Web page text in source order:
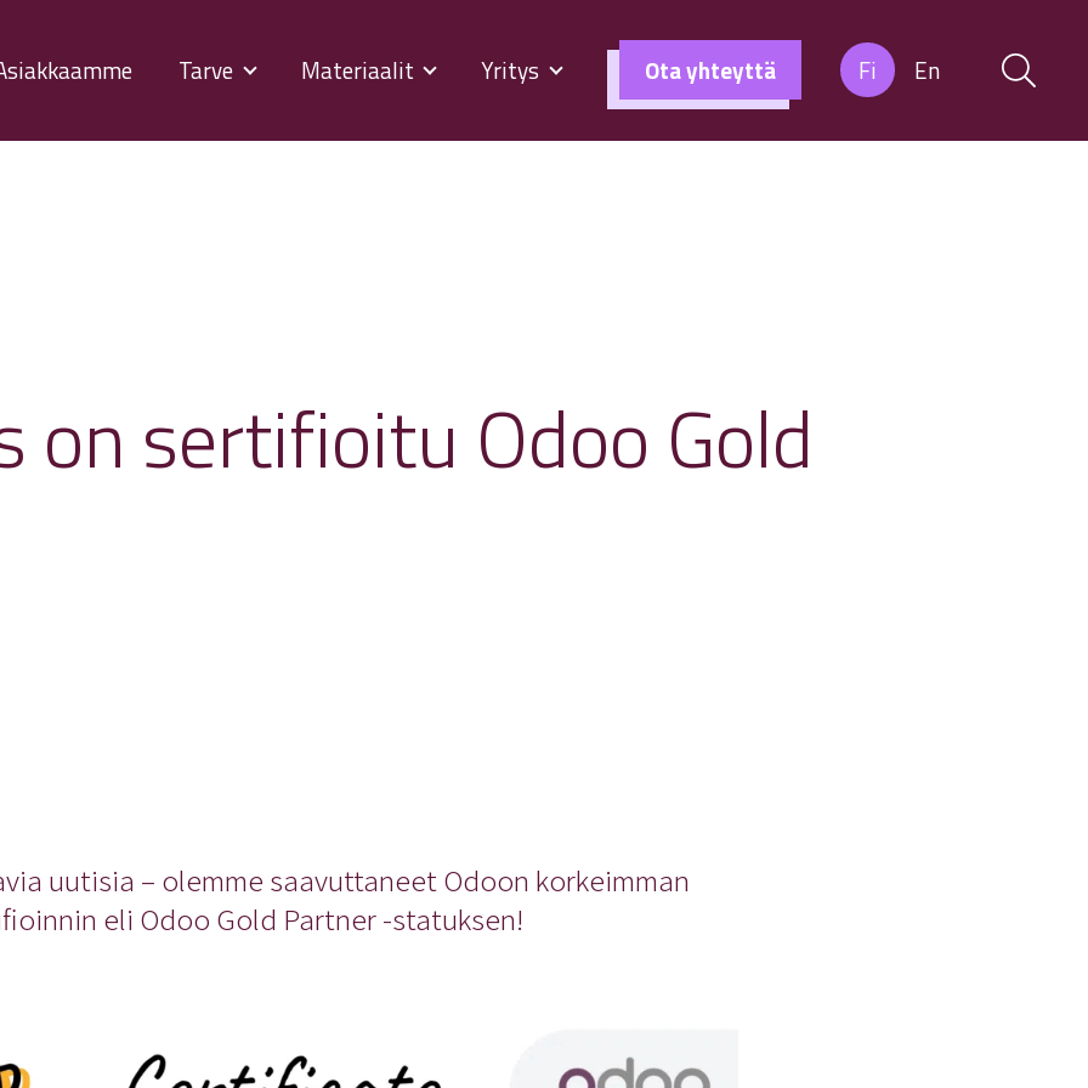
Tarve Materiaalit Yritys Ota yhteyttä Fi En
on sertifioitu Odoo Gold
uutisia – olemme saavuttaneet Odoon korkeimman
eli Odoo Gold Partner -statuksen!